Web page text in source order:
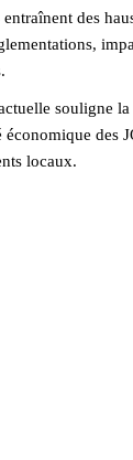
des
souligne la
économique des
locaux.